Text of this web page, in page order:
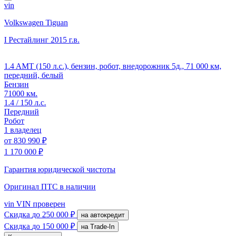
vin
Volkswagen Tiguan
I Рестайлинг 2015 г.в.
1.4 AMT (150 л.с.), бензин, робот, внедорожник 5д., 71 000 км,
передний, белый
Бензин
71000 км.
1.4 / 150 л.с.
Передний
Робот
1 владелец
от 830 990 ₽
1 170 000 ₽
Гарантия юридической чистоты
Оригинал ПТС в наличии
vin VIN проверен
Скидка до 250 000 ₽ на автокредит
Скидка до 150 000 ₽
на Trade-In